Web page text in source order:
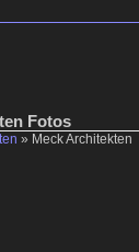
Fotos
» Meck Architekten